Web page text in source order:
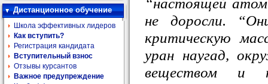
Дистанционное обучение
Школа эффективных лидеров
Как вступить?
Регистрация кандидата
Вступительный взнос
Отзывы курсантов
Важное предупреждение
не доросли.
критическую
уран наугад,
веществом и